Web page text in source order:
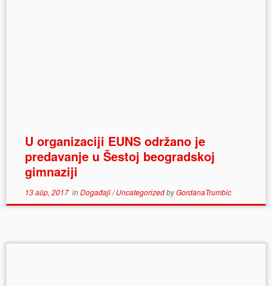
U organizaciji EUNS održano je
predavanje u Šestoj beogradskoj
gimnaziji
13 апр, 2017inDogađaji/UncategorizedbyGordanaTrumbic